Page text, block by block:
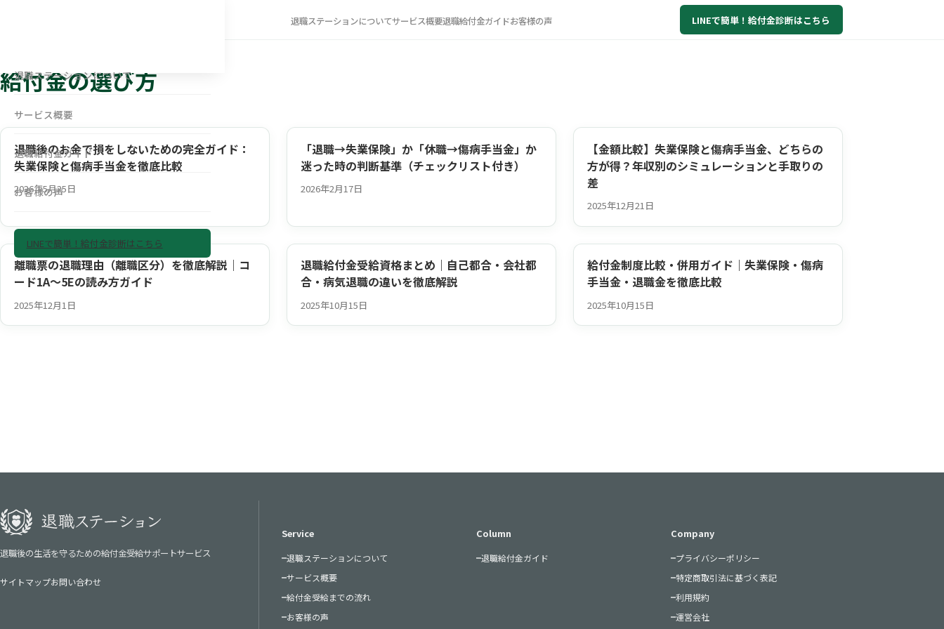
退職ステーションについてサービス概要退職給付金ガイドお客様の声 LINEで簡単！給付金診断はこちら
退職ステーションについて
サービス概要
退職給付金ガイド
お客様の声
LINEで簡単！給付金診断はこちら
給付金の選び方
退職後のお金で損をしないための完全ガイド：
失業保険と傷病手当金を徹底比較
2026年5月25日
「退職→失業保険」か「休職→傷病手当金」か
迷った時の判断基準（チェックリスト付き）
2026年2月17日
【金額比較】失業保険と傷病手当金、どちらの
方が得？年収別のシミュレーションと手取りの
差
2025年12月21日
離職票の退職理由（離職区分）を徹底解説｜コ
ード1A〜5Eの読み方ガイド
2025年12月1日
退職給付金受給資格まとめ｜自己都合・会社都
合・病気退職の違いを徹底解説
2025年10月15日
給付金制度比較・併用ガイド｜失業保険・傷病
手当金・退職金を徹底比較
2025年10月15日
退職後の生活を守るための給付金受給サポートサービス
サイトマップお問い合わせ
Service
退職ステーションについて
サービス概要
給付金受給までの流れ
お客様の声
Column
退職給付金ガイド
Company
プライバシーポリシー
特定商取引法に基づく表記
利用規約
運営会社